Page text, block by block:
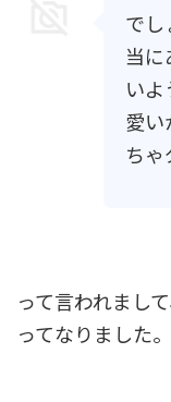
で
当に
い
愛い
ちゃ
って言われまし
ってなりました。